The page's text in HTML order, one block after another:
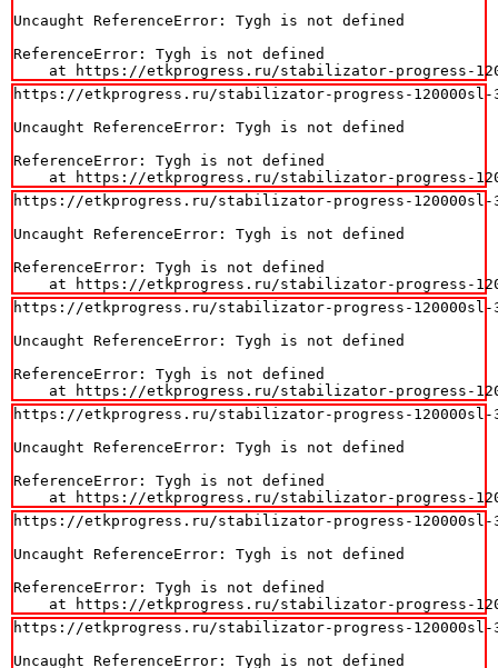
Uncaught ReferenceError: Tygh is not defined
ReferenceError: Tygh is not defined
at https://etkprogress.ru/stabilizator-progress-
https://etkprogress.ru/stabilizator-progress-120000sl-
Uncaught ReferenceError: Tygh is not defined
ReferenceError: Tygh is not defined
at https://etkprogress.ru/stabilizator-progress-
https://etkprogress.ru/stabilizator-progress-120000sl-
Uncaught ReferenceError: Tygh is not defined
ReferenceError: Tygh is not defined
at https://etkprogress.ru/stabilizator-progress-
https://etkprogress.ru/stabilizator-progress-120000sl-
Uncaught ReferenceError: Tygh is not defined
ReferenceError: Tygh is not defined
at https://etkprogress.ru/stabilizator-progress-
https://etkprogress.ru/stabilizator-progress-120000sl-
Uncaught ReferenceError: Tygh is not defined
ReferenceError: Tygh is not defined
at https://etkprogress.ru/stabilizator-progress-
https://etkprogress.ru/stabilizator-progress-120000sl-
Uncaught ReferenceError: Tygh is not defined
ReferenceError: Tygh is not defined
at https://etkprogress.ru/stabilizator-progress-
https://etkprogress.ru/stabilizator-progress-120000sl-
Uncaught ReferenceError: Tygh is not defined